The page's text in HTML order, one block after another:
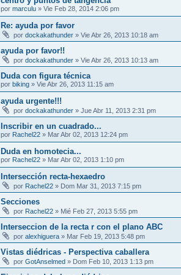
por marculu » Vie Feb 28, 2014 2:06 pm
Re: ayuda por favor
por dockakathunder » Vie Abr 26, 2013 10:18 am
ayuda por favor!!
por dockakathunder » Vie Abr 26, 2013 10:13 am
Duda con figura técnica
por biking » Vie Abr 26, 2013 11:15 am
ayuda urgente!!!
por dockakathunder » Jue Abr 11, 2013 2:31 pm
Inscribir en un cuadrado...
por Rachel22 » Mar Abr 02, 2013 12:24 pm
Duda en homotecia...
por Rachel22 » Mar Abr 02, 2013 1:10 pm
Intersección recta-hexaedro
por Rachel22 » Dom Mar 31, 2013 7:15 pm
Secciones
por Rachel22 » Mié Feb 27, 2013 5:55 pm
Interseccion de la recta r con el plano ABC
por alexhiguera » Mar Feb 19, 2013 5:48 pm
Vistas diédricas - Perspectiva caballera
por GotAnselmed » Dom Feb 10, 2013 1:13 pm